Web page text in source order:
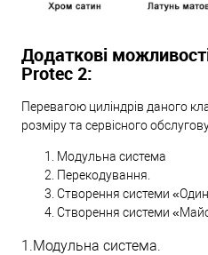
Додаткові
Protec 2:
Перевагою циліндрів даного
розміру та сервісного
Модульна система
Перекодування.
Створення системи
Створення системи
1.Модульна система.